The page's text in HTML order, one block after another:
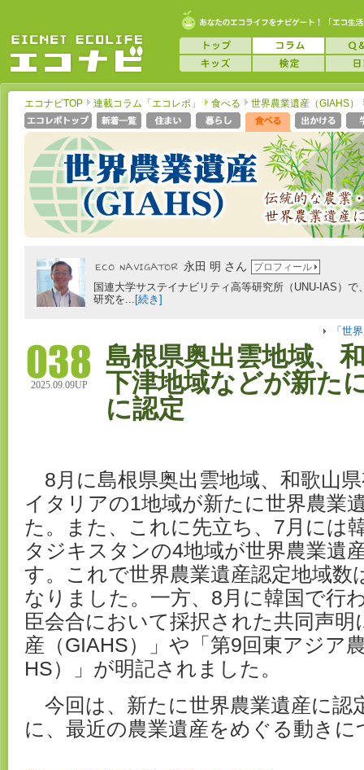
エコナビTOP 連載コラム「エコレポ」 食べる 世界農業遺産（GIAHS）
永田 明 さん
プロフィール
国連大学サステイナビリティ高等研究所（UNU-IAS）
研究を... [続き]
「世
2025.09.09UP
島根県奥出雲地域、
下津地域などが新た
に認定
8月に島根県奥出雲地域、和歌山
イタリアの1地域が新たに世界農業
た。また、これに先立ち、7月には
タジキスタンの4地域が世界農業遺
す。これで世界農業遺産認定地域数
なりました。一方、8月に韓国で行
臣会合において採択された共同声明
産（GIAHS）」や「第9回東アジア
HS）」が明記されました。
今回は、新たに世界農業遺産に認
に、最近の農業遺産をめぐる動き